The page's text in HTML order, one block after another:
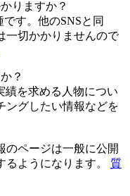
りますか？
す。他のSNSと同
一切かかりませんので
？
績を求める人物につい
ングしたい情報などを
のページは一般に公開
るようになります。 質